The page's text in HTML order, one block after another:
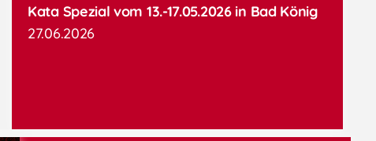
Kata Spezial vom 13.-17.05.2026 in Bad König
27.06.2026